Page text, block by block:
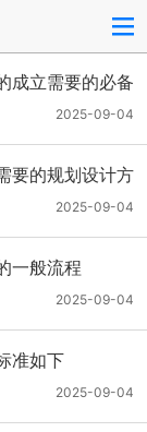
成立需要的必备
2025-09-04
要的规划设计方
2025-09-04
一般流程
2025-09-04
准如下
2025-09-04